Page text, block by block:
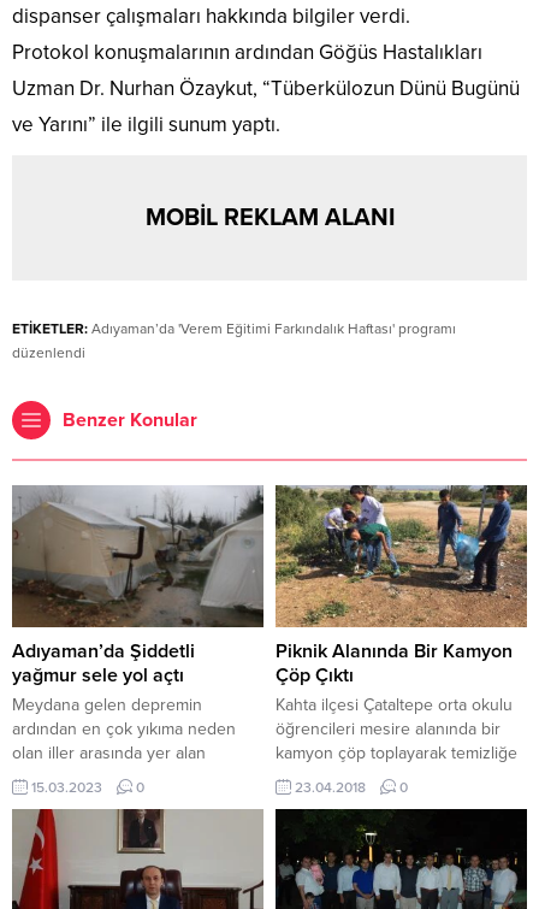
dispanser çalışmaları hakkında bilgiler verdi.
Protokol konuşmalarının ardından Göğüs Hastalıkları
Uzman Dr. Nurhan Özaykut, “Tüberkülozun Dünü Bugünü
ve Yarını” ile ilgili sunum yaptı.
MOBİL REKLAM ALANI
ETİKETLER: Adıyaman’da 'Verem Eğitimi Farkındalık Haftası' programı
düzenlendi
Benzer Konular
Adıyaman’da Şiddetli
yağmur sele yol açtı
Meydana gelen depremin
ardından en çok yıkıma neden
olan iller arasında yer alan
Adıyaman’da dün akşam
saatlerinde başlayan yağmurla
birlikte çadır kentlerde bulunan
çadırlar ve kentte bir çok noktada
su birikintisi oluştu, köprüler
kullanılamaz hale gelirken, su
15.03.2023 0
Piknik Alanında Bir Kamyon
Çöp Çıktı
Kahta ilçesi Çataltepe orta okulu
öğrencileri mesire alanında bir
kamyon çöp toplayarak temizliğe
dikkat çektiler. Çataltepe
ortaokulu sosyal sorumluluk
projesi olarak piknik sezonun
açılmasıyla birlikte mesire
alanlarının temizliğine dikkat
çekmek istedi. Okul Müdürü
23.04.2018 0